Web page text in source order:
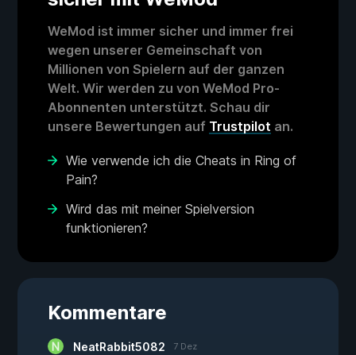
WeMod ist immer sicher und immer frei
wegen unserer Gemeinschaft von
Millionen von Spielern auf der ganzen
Welt. Wir werden zu von WeMod Pro-
Abonnenten unterstützt. Schau dir
unsere Bewertungen auf Trustpilot an.
Wie verwende ich die Cheats in Ring of
Pain?
Wird das mit meiner Spielversion
funktionieren?
Kommentare
NeatRabbit5082 7 Dez